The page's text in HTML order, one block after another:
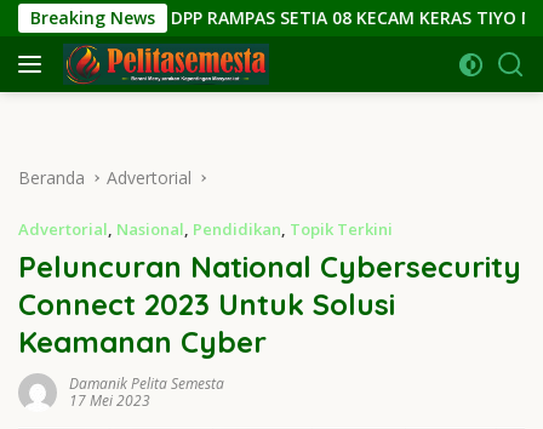
Langsung
ke
konten
Breaking News
DPP RAMPAS SETIA 08 KECAM KERAS TIYO MANTAN BEM UGM:
Beranda Advertorial
Advertorial, Nasional, Pendidikan, Topik Terkini
Peluncuran National Cybersecurity
Connect 2023 Untuk Solusi
Keamanan Cyber
Damanik Pelita Semesta
17 Mei 2023